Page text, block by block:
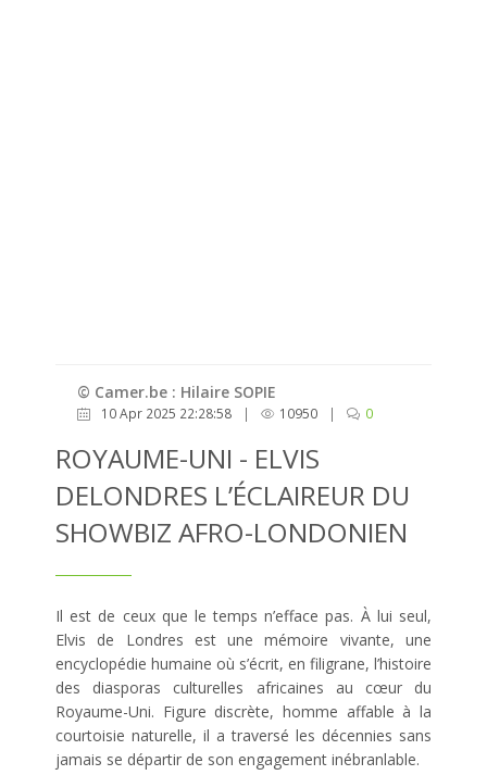
© Camer.be : Hilaire SOPIE
10 Apr 2025 22:28:58 | 10950 | 0
ROYAUME-UNI - ELVIS
DELONDRES L’ÉCLAIREUR DU
SHOWBIZ AFRO-LONDONIEN
Il est de ceux que le temps n’efface pas. À lui seul,
Elvis de Londres est une mémoire vivante, une
encyclopédie humaine où s’écrit, en filigrane, l’histoire
des diasporas culturelles africaines au cœur du
Royaume-Uni. Figure discrète, homme affable à la
courtoisie naturelle, il a traversé les décennies sans
jamais se départir de son engagement inébranlable.